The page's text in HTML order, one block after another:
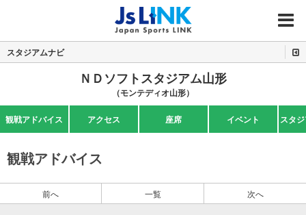
MENU
スタジアムナビ
ＮＤソフトスタジアム山形
（モンテディオ山形）
観戦アドバイス アクセス 座席 イベント スタ
観戦アドバイス
前へ 一覧 次へ